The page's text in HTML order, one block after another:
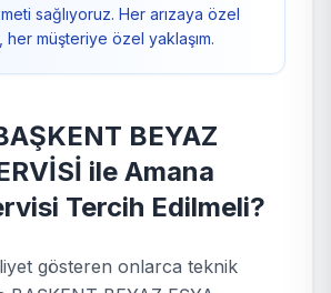
sağlıyoruz. Her arızaya özel
her müşteriye özel yaklaşım.
BEYAZ
ile Amana
Tercih Edilmeli?
gösteren onlarca teknik